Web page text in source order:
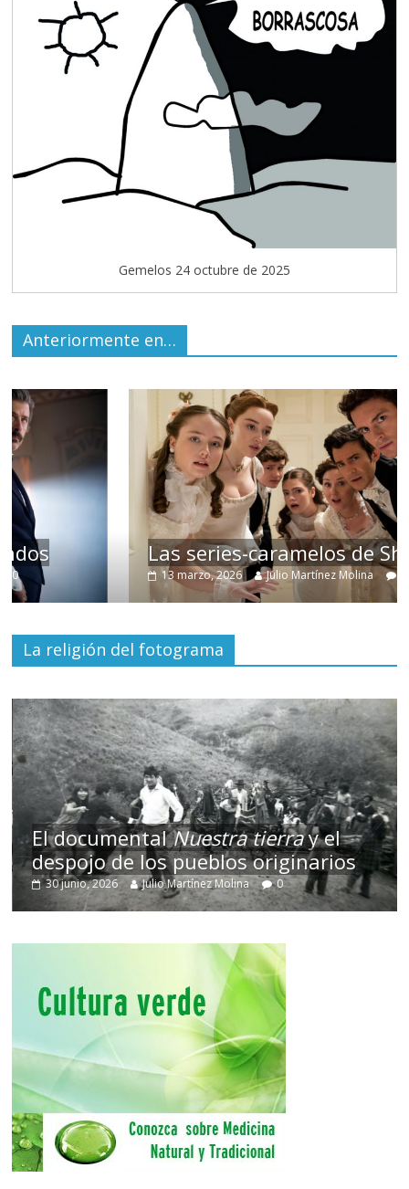
Gemelos 24 octubre de 2025
Anteriormente en…
Las series-caramelos de Shondaland
Julio Martínez Molina 0
La religión del fotograma
El documentalNuestra tierray el
despojo de los pueblos originarios
30 junio, 2026 Julio Martínez Molina 0